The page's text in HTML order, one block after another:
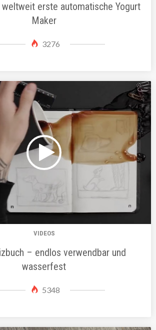
erste automatische Yogurt
Maker
3276
VIDEOS
– endlos verwendbar und
wasserfest
5348